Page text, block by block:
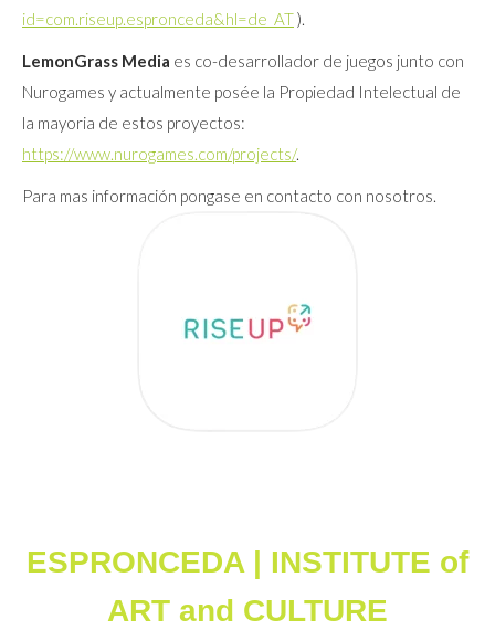
id=com.riseup.espronceda&hl=de_AT).
LemonGrass Media es co-desarrollador de juegos junto con
Nurogames y actualmente posée la Propiedad Intelectual de
la mayoria de estos proyectos:
https://www.nurogames.com/projects/.
Para mas información pongase en contacto con nosotros.
ESPRONCEDA | INSTITUTE of
ART and CULTURE